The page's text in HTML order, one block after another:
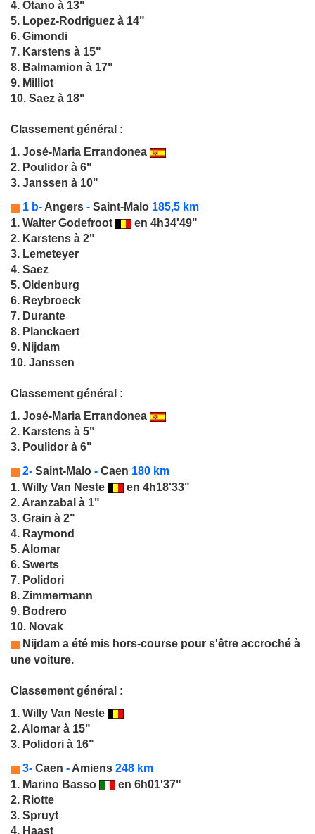
4. Otano à 13"
5. Lopez-Rodriguez à 14"
6. Gimondi
7. Karstens à 15"
8. Balmamion à 17"
9. Milliot
10. Saez à 18"
Classement général :
1. José-Maria Errandonea
2. Poulidor à 6"
3. Janssen à 10"
1 b- Angers - Saint-Malo 185,5 km
1. Walter Godefroot
en 4h34'49"
2. Karstens à 2"
3. Lemeteyer
4. Saez
5. Oldenburg
6. Reybroeck
7. Durante
8. Planckaert
9. Nijdam
10. Janssen
Classement général :
1. José-Maria Errandonea
2. Karstens à 5"
3. Poulidor à 6"
2- Saint-Malo - Caen 180 km
1. Willy Van Neste
en 4h18'33"
2. Aranzabal à 1"
3. Grain à 2"
4. Raymond
5. Alomar
6. Swerts
7. Polidori
8. Zimmermann
9. Bodrero
10. Novak
Nijdam a été mis hors-course pour s'être accroché à
une voiture.
Classement général :
1. Willy Van Neste
2. Alomar à 15"
3. Polidori à 16"
3- Caen - Amiens 248 km
1. Marino Basso
en 6h01'37"
2. Riotte
3. Spruyt
4. Haast